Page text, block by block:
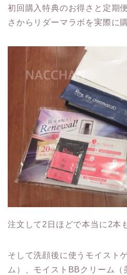
初回購入特典のお得さと定期
さからリダーマラボを実際に
注文して2日ほどで本当に2本
そして洗顔後に使うモイスト
ム）、モイストBBクリーム（